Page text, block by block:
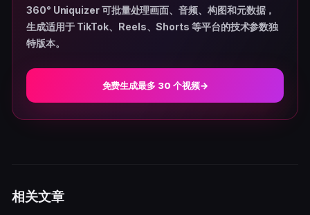
360° Uniquizer 可批量处理画面、音频、构图和元数据，
生成适用于 TikTok、Reels、Shorts 等平台的技术参数独
特版本。
免费生成最多 30 个视频→
相关文章